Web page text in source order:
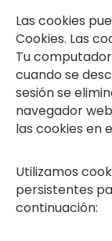
Las cookies
Cookies. Las
Tu
cuando se
sesión se
navegador
las cookies en
Utilizamos
persistentes
continuación: